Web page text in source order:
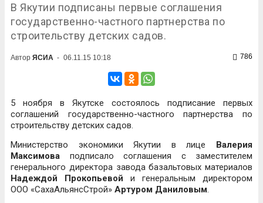
В Якутии подписаны первые соглашения
государственно-частного партнерства по
строительству детских садов.
Автор ЯСИА - 06.11.15 10:18 786
5 ноября в Якутске состоялось подписание первых
соглашений государственно-частного партнерства по
строительству детских садов.
Министерство экономики Якутии в лице Валерия
Максимова подписало соглашения с заместителем
генерального директора завода базальтовых материалов
Надеждой Прокопьевой и генеральным директором
ООО «СахаАльянсСтрой» Артуром Даниловым.